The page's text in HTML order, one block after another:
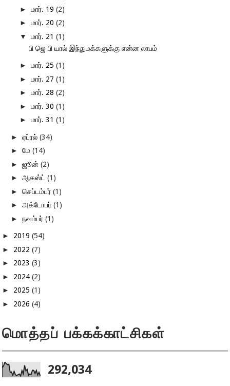
►மார். 19(2)
►மார். 20(2)
▼மார். 21(1)
பி ஜெ பி யால் இந்துமக்களுக்கு என்ன லாபம்
►மார். 25(1)
►மார். 27(1)
►மார். 28(2)
►மார். 30(1)
►மார். 31(1)
►ஏப்ரல்(34)
►மே(14)
►ஜூன்(2)
►ஆகஸ்ட்(1)
►செப்டம்பர்(1)
►அக்டோபர்(1)
►நவம்பர்(1)
► 2019(54)
► 2022(7)
► 2023(3)
► 2024(2)
► 2025(1)
► 2026(4)
மொத்தப் பக்கக்காட்சிகள்
292,034